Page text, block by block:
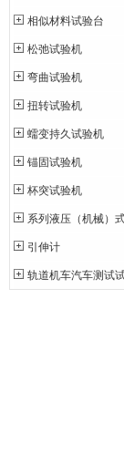
相似材料试验台
松弛试验机
弯曲试验机
扭转试验机
蠕变持久试验机
锚固试验机
杯突试验机
系列液压（机械）
引伸计
轨道机车汽车测试